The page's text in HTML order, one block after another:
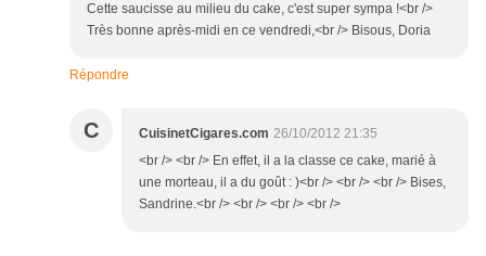
Cette saucisse au milieu du cake, c'est super sympa !<br />
Très bonne après-midi en ce vendredi,<br /> Bisous, Doria
Répondre
C CuisinetCigares.com 26/10/2012 21:35
<br /> <br /> En effet, il a la classe ce cake, marié à
une morteau, il a du goût : )<br /> <br /> <br /> Bises,
Sandrine.<br /> <br /> <br /> <br />